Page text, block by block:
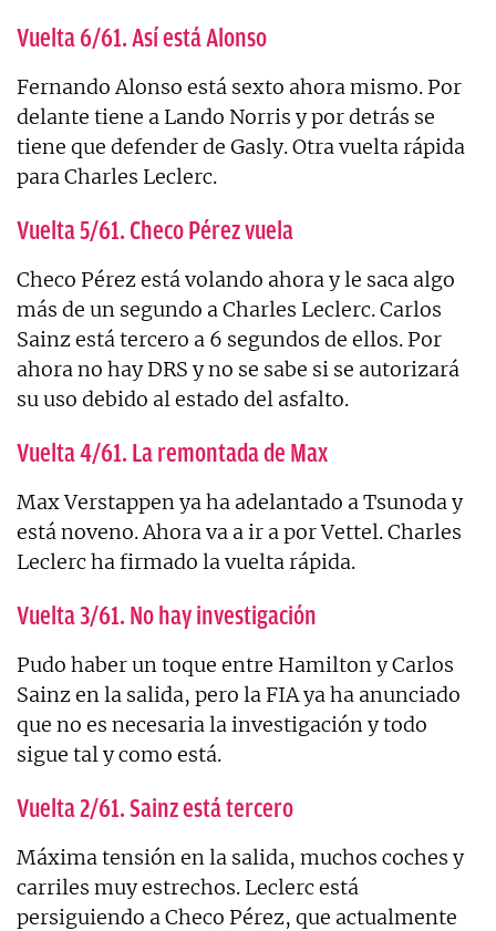
Vuelta 6/61. Así está Alonso
Fernando Alonso está sexto ahora mismo. Por
delante tiene a Lando Norris y por detrás se
tiene que defender de Gasly. Otra vuelta rápida
para Charles Leclerc.
Vuelta 5/61. Checo Pérez vuela
Checo Pérez está volando ahora y le saca algo
más de un segundo a Charles Leclerc. Carlos
Sainz está tercero a 6 segundos de ellos. Por
ahora no hay DRS y no se sabe si se autorizará
su uso debido al estado del asfalto.
Vuelta 4/61. La remontada de Max
Max Verstappen ya ha adelantado a Tsunoda y
está noveno. Ahora va a ir a por Vettel. Charles
Leclerc ha firmado la vuelta rápida.
Vuelta 3/61. No hay investigación
Pudo haber un toque entre Hamilton y Carlos
Sainz en la salida, pero la FIA ya ha anunciado
que no es necesaria la investigación y todo
sigue tal y como está.
Vuelta 2/61. Sainz está tercero
Máxima tensión en la salida, muchos coches y
carriles muy estrechos. Leclerc está
persiguiendo a Checo Pérez, que actualmente